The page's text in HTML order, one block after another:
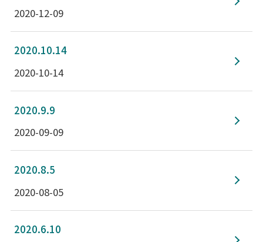
2020-12-09
2020.10.14
2020-10-14
2020.9.9
2020-09-09
2020.8.5
2020-08-05
2020.6.10